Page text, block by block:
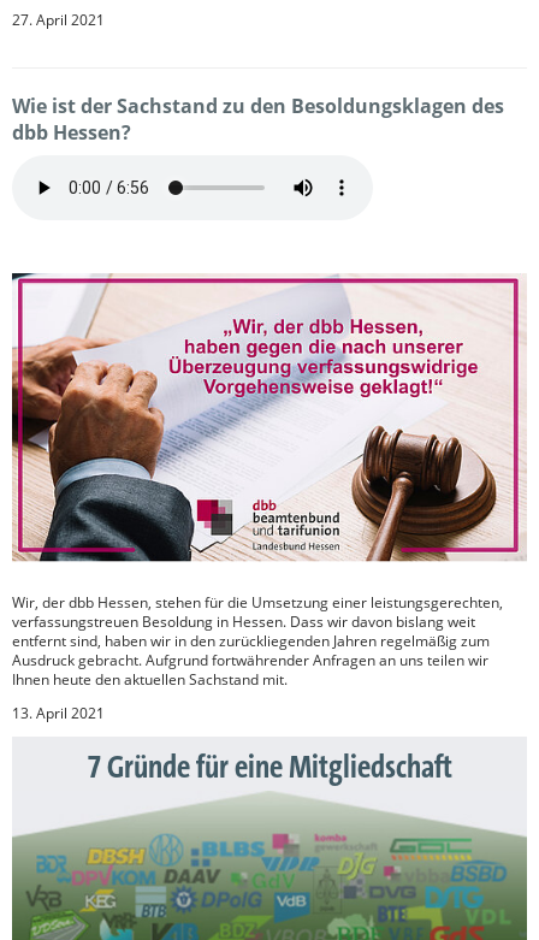
27. April 2021
Wie ist der Sachstand zu den Besoldungsklagen des
dbb Hessen?
Wir, der dbb Hessen, stehen für die Umsetzung einer leistungsgerechten,
verfassungstreuen Besoldung in Hessen. Dass wir davon bislang weit
entfernt sind, haben wir in den zurückliegenden Jahren regelmäßig zum
Ausdruck gebracht. Aufgrund fortwährender Anfragen an uns teilen wir
Ihnen heute den aktuellen Sachstand mit.
13. April 2021
7 Gründe für eine Mitgliedschaft